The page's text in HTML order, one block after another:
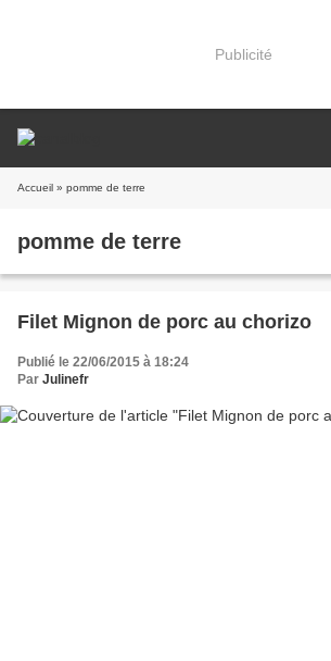
Publicité
Accueil » pomme de terre
pomme de terre
Filet Mignon de porc au chorizo
Publié le 22/06/2015 à 18:24
Par Julinefr